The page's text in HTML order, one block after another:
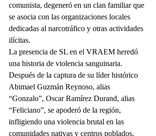
comunista, degeneró en un clan familiar que
se asocia con las organizaciones locales
dedicadas al narcotráfico y otras actividades
ilícitas.
La presencia de SL en el VRAEM heredó
una historia de violencia sanguinaria.
Después de la captura de su líder histórico
Abimael Guzmán Reynoso, alias
“Gonzalo”, Oscar Ramírez Durand, alias
“Feliciano”, se apoderó de la región,
infligiendo una violencia brutal en las
comunidades nativas y centros poblados,